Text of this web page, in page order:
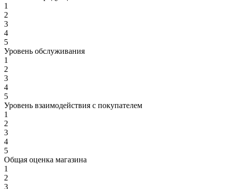
1
2
3
4
5
Уровень обслуживания
1
2
3
4
5
Уровень взаимодействия с покупателем
1
2
3
4
5
Общая оценка магазина
1
2
3